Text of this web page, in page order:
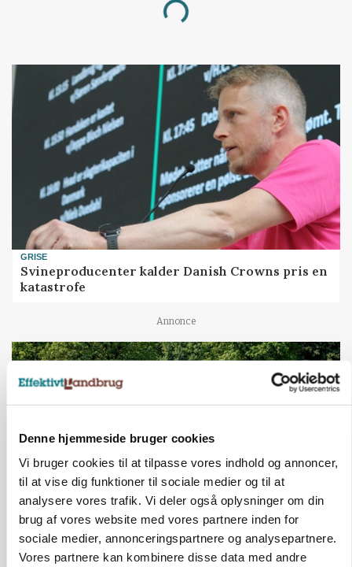
Denne hjemmeside bruger cookies
Vi bruger cookies til at tilpasse vores indhold og annoncer,
til at vise dig funktioner til sociale medier og til at
analysere vores trafik. Vi deler også oplysninger om din
brug af vores website med vores partnere inden for
sociale medier, annonceringspartnere og analysepartnere.
Vores partnere kan kombinere disse data med andre
Loading...
GRISE
Svineproducenter kalder Danish Crowns pris en
katastrofe
Annonce
MASKINER
Forserie til selvkørende skårlægger afprøves i år